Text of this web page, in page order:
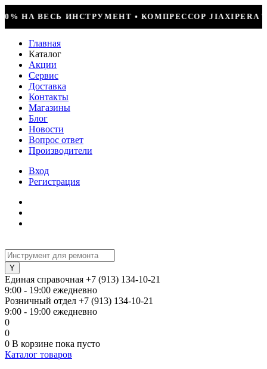
JIAXIPERA T1114YB, 170ВТ, R-600 =
Главная
Каталог
Акции
Сервис
Доставка
Контакты
Магазины
Блог
Новости
Вопрос ответ
Производители
Вход
Регистрация
Единая справочная +7 (913) 134-10-21
9:00 - 19:00 ежедневно
Розничный отдел +7 (913) 134-10-21
9:00 - 19:00 ежедневно
0
0
0 В корзине пока пусто
Каталог товаров